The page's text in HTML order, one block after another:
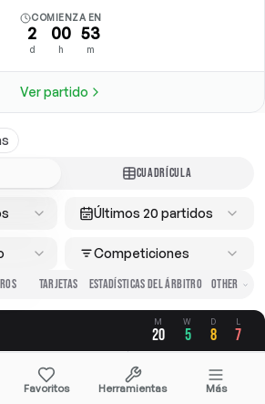
COMIENZA EN
2
d
00
h
53
m
Ver partido
CUADRÍCULA
Últimos 20 partidos
Competiciones
TARJETAS ESTADÍSTICAS DEL ÁRBITRO
M
20
W
5
D
8
L
7
A FAVOR
1.40
EN CONTRA
1.45
Favoritos Herramientas Más